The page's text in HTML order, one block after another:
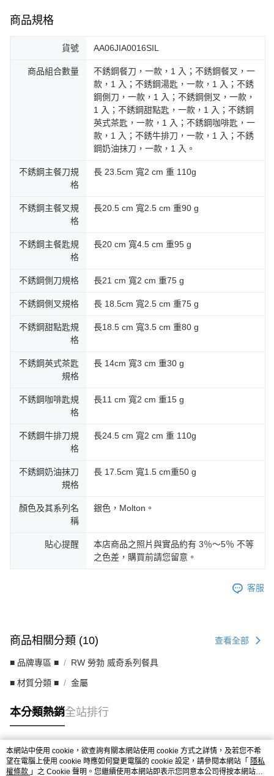
商品規格
貨號 AA06JIA0016SIL
商品組合數量
不銹鋼餐刀，一款，1 入；不銹鋼餐叉，一
款，1 入；不銹鋼湯匙，一款，1 入；不銹
鋼側刀，一款，1 入；不銹鋼側叉，一款，
1 入；不銹鋼甜點匙，一款，1 入；不銹鋼
英式茶匙，一款，1 入；不銹鋼咖啡匙，一
款，1 入；不銹牛排刀，一款，1 入；不銹
鋼奶油抹刀，一款，1 入。
不銹鋼主餐刀規
格
長 23.5cm 寬2 cm 重 110g
不銹鋼主餐叉規
格
長20.5 cm 寬2.5 cm 重90 g
不銹鋼主餐匙規
格
長20 cm 寬4.5 cm 重95 g
不銹鋼側刀規格 長21 cm 寬2 cm 重75 g
不銹鋼側叉規格 長 18.5cm 寬2.5 cm 重75 g
不銹鋼甜點匙規
格
長18.5 cm 寬3.5 cm 重80 g
不銹鋼英式茶匙
規格
長 14cm 寬3 cm 重30 g
不銹鋼咖啡匙規
格
長11 cm 寬2 cm 重15 g
不銹鋼牛排刀規
格
長24.5 cm 寬2 cm 重 110g
不銹鋼奶油抹刀
規格
長 17.5cm 寬1.5 cm重50 g
顏色及其系列名
稱
銀色，Molton。
貼心提醒
本店商品之照片與實品約有 3％～5％ 不等
之色差，購買前請您留意。
客服
商品相關分類 (10) 查看全部
■ 品牌專區 ■ RW 勞勃 威奇系列餐具
■ 材質分類 ■ 金屬
本分類熱銷全站排行
熱門標籤
本網站中使用 cookie，欲查詢有關本網站使用 cookie 方式之詳情，及若您不希
望在電腦上使用 cookie 時應如何變更電腦的 cookie 設定，請參閱本網站「 隱私
權條款 」之 Cookie 聲明。您繼續使用本網站即表示您同意本公司得按本網站使